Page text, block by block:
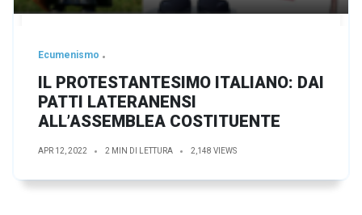
Ecumenismo
IL PROTESTANTESIMO ITALIANO: DAI
PATTI LATERANENSI
ALL’ASSEMBLEA COSTITUENTE
APR 12, 2022 2 MIN DI LETTURA 2,148 VIEWS